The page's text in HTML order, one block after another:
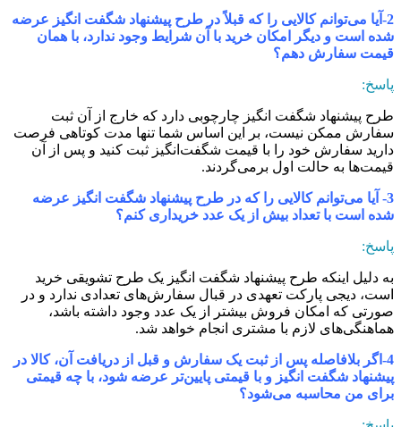
2-آیا می‌توانم کالایی را که قبلاً در طرح پیشنهاد شگفت انگیز عرضه
است و دیگر امکان خرید با آن شرایط وجود ندارد، با همان
سفارش دهم؟
پیشنهاد شگفت انگیز چارچوبی دارد که خارج از آن ثبت
ممکن نیست، بر این اساس شما تنها مدت کوتاهی فرصت
سفارش خود را با قیمت شگفت‌انگیز ثبت کنید و پس از آن
به حالت اول برمی‏‌گردند.
3- آیا می‌‏توانم کالایی را که در طرح پیشنهاد شگفت انگیز عرضه
است با تعداد بیش از یک عدد خریداری کنم؟
دلیل اینکه طرح پیشنهاد شگفت انگیز یک طرح تشویقی خرید
دیجی پارکت تعهدی در قبال سفارش‏‌های تعدادی ندارد و در
که امکان فروش بیشتر از یک عدد وجود داشته باشد،
لازم با مشتری انجام خواهد شد.
4-اگر بلافاصله پس از ثبت یک سفارش و قبل از دریافت آن، کالا در
شگفت انگیز و با قیمتی پایین‌تر عرضه شود، با چه قیمتی
من محاسبه می‌‏شود؟